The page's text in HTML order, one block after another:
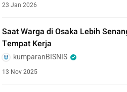
23 Jan 2026
Saat Warga di Osaka Lebih
Tempat Kerja
kumparanBISNIS
13 Nov 2025